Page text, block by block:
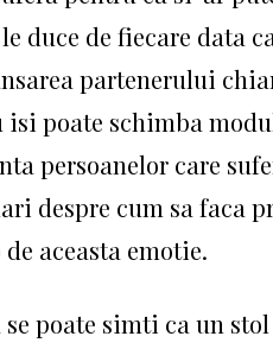
duce de fiecare data
partenerului
poate schimba
persoanelor care
despre cum sa faca
aceasta emotie.
se poate simti ca un